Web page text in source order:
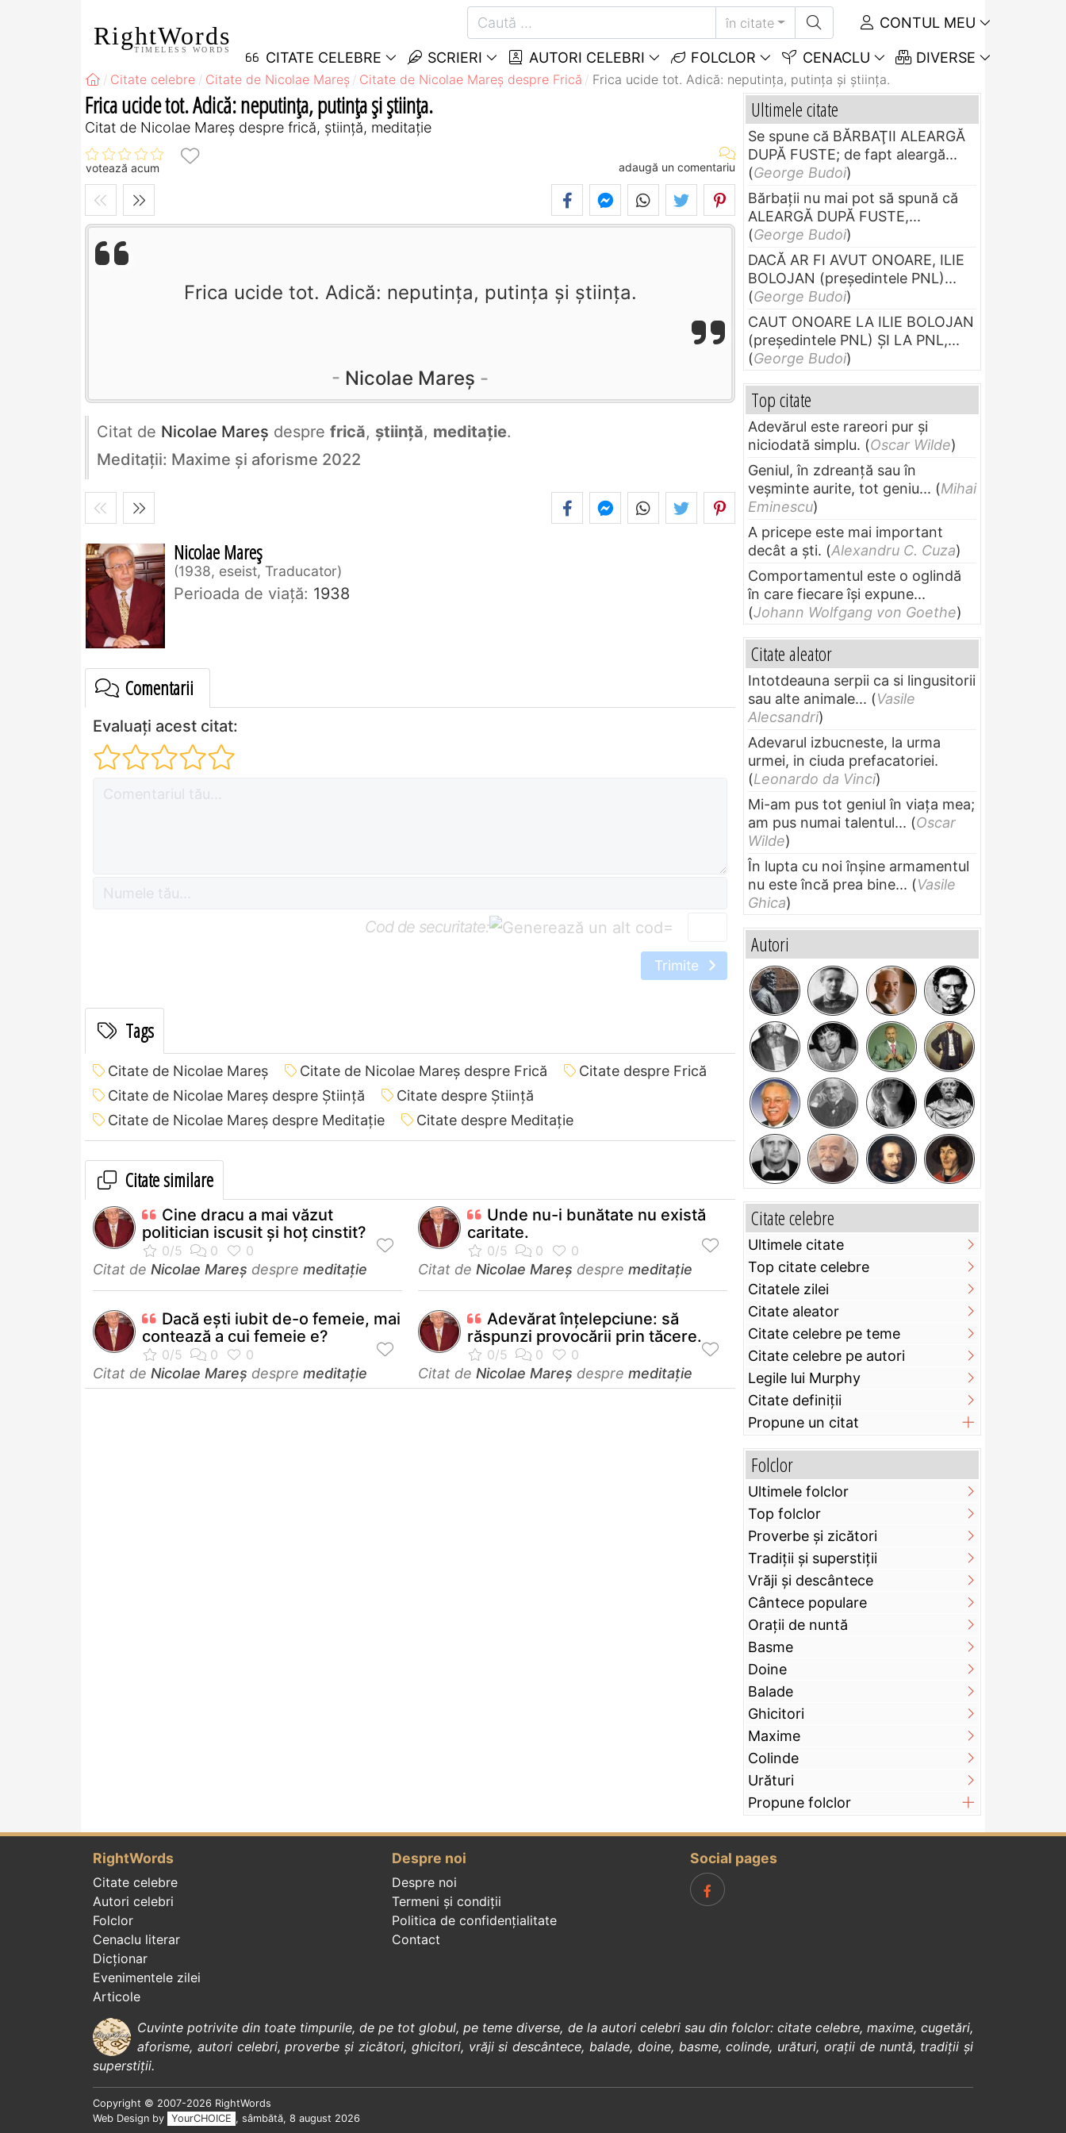
RightWords
TIMELESS WORDS
în citate CONTUL MEU
CITATE CELEBRE SCRIERI AUTORI CELEBRI FOLCLOR CENACLU DIVERSE
Citate celebre Citate de Nicolae Mareș Citate de Nicolae Mareș despre Frică Frica ucide tot. Adică: neputința, putința și știința.
Frica ucide tot. Adică: neputința, putința și știința.
Citat de Nicolae Mareș despre frică, știință, meditație
votează acum adaugă un comentariu
Frica ucide tot. Adică: neputința, putința și știința.
Nicolae Mareș
Citat de Nicolae Mareș despre frică, știință, meditație.
Meditații: Maxime și aforisme 2022
Nicolae Mareș
1938, eseist, Traducator
Perioada de viaţă: 1938
Comentarii
Evaluați acest citat:
Cod de securitate: =
Trimite
Tags
Citate de Nicolae Mareș Citate de Nicolae Mareș despre Frică
Citate despre Frică
Citate de Nicolae Mareș despre Știință
Citate despre Știință
Citate de Nicolae Mareș despre Meditație
Citate despre Meditație
Citate similare
Cine dracu a mai văzut
politician iscusit și hoț cinstit?
Citat de Nicolae Mareș despre meditație
Unde nu-i bunătate nu există
caritate.
Citat de Nicolae Mareș despre meditație
Dacă ești iubit de-o femeie, mai
contează a cui femeie e?
Citat de Nicolae Mareș despre meditație
Adevărat înțelepciune: să
răspunzi provocării prin tăcere.
Citat de Nicolae Mareș despre meditație
Ultimele citate
Se spune că BĂRBAŢII ALEARGĂ
DUPĂ FUSTE; de fapt aleargă...
(George Budoi)
Bărbaţii nu mai pot să spună că
ALEARGĂ DUPĂ FUSTE,...
(George Budoi)
DACĂ AR FI AVUT ONOARE, ILIE
BOLOJAN (preşedintele PNL)...
(George Budoi)
CAUT ONOARE LA ILIE BOLOJAN
(preşedintele PNL) ŞI LA PNL,...
(George Budoi)
Top citate
Adevărul este rareori pur și
niciodată simplu. (Oscar Wilde)
Geniul, în zdreanţă sau în
veşminte aurite, tot geniu... (Mihai
Eminescu)
A pricepe este mai important
decât a ști. (Alexandru C. Cuza)
Comportamentul este o oglindă
în care fiecare își expune...
(Johann Wolfgang von Goethe)
Citate aleator
Intotdeauna serpii ca si lingusitorii
sau alte animale... (Vasile
Alecsandri)
Adevarul izbucneste, la urma
urmei, in ciuda prefacatoriei.
(Leonardo da Vinci)
Mi-am pus tot geniul în viața mea;
am pus numai talentul... (Oscar
Wilde)
În lupta cu noi înșine armamentul
nu este încă prea bine... (Vasile
Ghica)
Autori
Citate celebre
Ultimele citate
Top citate celebre
Citatele zilei
Citate aleator
Citate celebre pe teme
Citate celebre pe autori
Legile lui Murphy
Citate definiţii
Propune un citat
Folclor
Ultimele folclor
Top folclor
Proverbe și zicători
Tradiții și superstiții
Vrăji și descântece
Cântece populare
Orații de nuntă
Basme
Doine
Balade
Ghicitori
Maxime
Colinde
Urături
Propune folclor
RightWords
Citate celebre
Autori celebri
Folclor
Cenaclu literar
Dicționar
Evenimentele zilei
Articole
Despre noi
Despre noi
Termeni și condiții
Politica de confidenţialitate
Contact
Social pages
Cuvinte potrivite din toate timpurile, de pe tot globul, pe teme diverse, de la autori celebrisau din folclor: citate celebre, maxime,cugetări,
aforisme, autori celebri,proverbe și zicători, ghicitori, vrăji si descântece, balade, doine, basme,colinde, urături, orații de nuntă, tradiții și
superstiții.
Copyright © 2007-2026 RightWords
Web Design by
YourCHOICE , sâmbătă, 8 august 2026